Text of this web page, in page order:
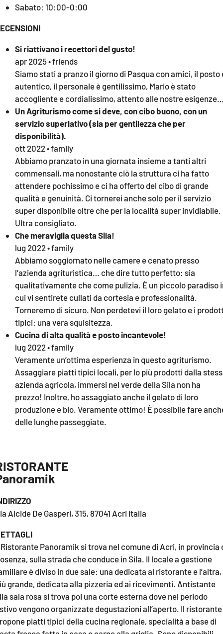
Sabato: 10:00-0:00
Si riattivano i recettori del gusto!
apr 2025 • friends
Siamo stati a pranzo il giorno di Pasqua con amici, il posto
autentico, il personale è gentilissimo, Mario è stato
accogliente e cordialissimo, attento alle nostre
Un Agriturismo come si deve, con cibo buono, con un
servizio superlativo (sia per gentilezza che per
disponibilità).
ott 2022 • family
Abbiamo pranzato in una giornata insieme a tanti altri
commensali, ma nonostante ciò la struttura ci ha fatto
attendere pochissimo e ci ha offerto del cibo di grande
qualità e genuinità. Ci tornerei anche solo per il servizio
super disponibile oltre che per la località super invidiabile.
Ultra consigliato.
Che meraviglia questa Sila!
lug 2022 • family
Abbiamo soggiornato nelle camere e cenato presso
l’azienda agrituristica… che dire tutto perfetto: sia
qualitativamente che come pulizia. È un piccolo paradiso
cui vi sentirete cullati da cortesia e professionalità.
Torneremo di sicuro. Non perdetevi il loro gelato e i
tipici: una vera squisitezza.
Cucina di alta qualità e posto incantevole!
lug 2022 • family
Veramente un’ottima esperienza in questo agriturismo.
Assaggiare piatti tipici locali, per lo più prodotti dalla
azienda agricola, immersi nel verde della Sila non ha
prezzo! Inoltre, ho assaggiato anche il gelato di loro
produzione e bio. Veramente ottimo! È possibile fare
delle lunghe passeggiate.
Alcide De Gasperi, 315, 87041 Acri Italia
Panoramik si trova nel comune di Acri, in provincia
sulla strada che conduce in Sila. Il locale a gestione
è diviso in due sale: una dedicata al ristorante e l’altra,
grande, dedicata alla pizzeria ed ai ricevimenti. Antistante
sala rosa si trova poi una corte esterna dove nel periodo
vengono organizzate degustazioni all’aperto. Il ristorante
piatti tipici della cucina regionale, specialità a base di